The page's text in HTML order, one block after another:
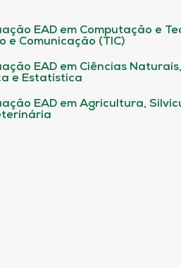
EAD em Computação e
e Comunicação (TIC)
EAD em Ciências Naturais,
e Estatística
EAD em Agricultura,